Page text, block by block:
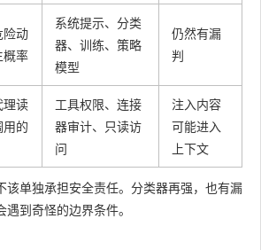
险动
概率
系统提示、分类
器、训练、策略
模型
仍然有漏
判
理读
用的
工具权限、连接
器审计、只读访
问
注入内容
可能进入
上下文
该单独承担安全责任。分类器再强，也有漏
到奇怪的边界条件。